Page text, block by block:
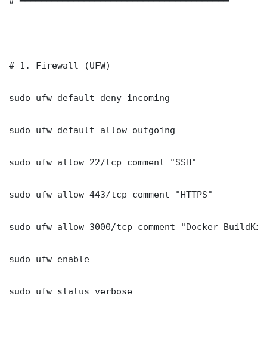
# 1. Firewall (UFW)
sudo ufw default deny incoming
sudo ufw default allow outgoing
sudo ufw allow 22/tcp comment "SSH"
sudo ufw allow 443/tcp comment "HTTPS"
sudo ufw allow 3000/tcp comment "Docker
sudo ufw enable
sudo ufw status verbose